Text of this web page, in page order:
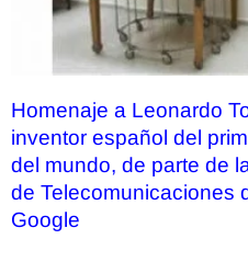
Homenaje a Leonardo
inventor español del
del mundo, de parte de
de Telecomunicaciones
Google